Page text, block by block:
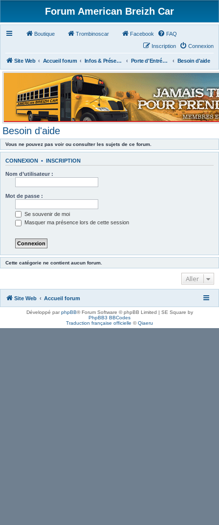
Forum American Breizh Car
Boutique Trombinoscar Facebook FAQ
Connexion
Inscription
Site Web Accueil forum Infos & Présentations Porte d'Entrée du Forum Besoin d'aide
Besoin d'aide
Vous ne pouvez pas voir ou consulter les sujets de ce forum.
CONNEXION • INSCRIPTION
Nom d’utilisateur :
Mot de passe :
Se souvenir de moi
Masquer ma présence lors de cette session
Cette catégorie ne contient aucun forum.
Aller
Site Web Accueil forum
Développé parphpBB® Forum Software © phpBB Limited | SE Square by
PhpBB3 BBCodes
Traduction française officielle ©Qiaeru